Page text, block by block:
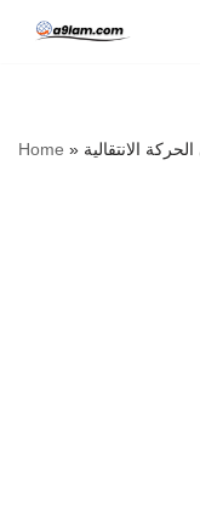
Home » الانتقالية